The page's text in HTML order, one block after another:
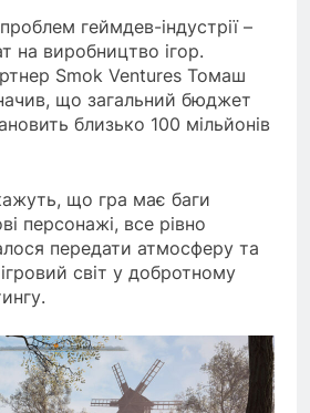
геймдев-індустрії –
на виробництво ігор.
Smok Ventures Томаш
що загальний бюджет
близько 100 мільйонів
що гра має баги
персонажі, все рівно
передати атмосферу та
світ у добротному